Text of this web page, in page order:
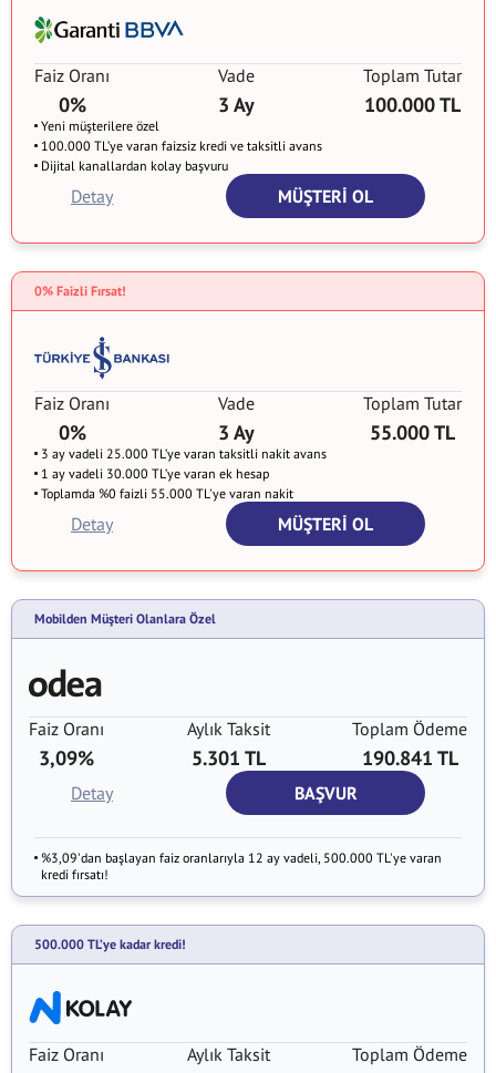
Faiz Oranı
0%
Vade
3 Ay
Toplam Tutar
100.000 TL
Yeni müşterilere özel
100.000 TL’ye varan faizsiz kredi ve taksitli avans
Dijital kanallardan kolay başvuru
MÜŞTERİ OL
Detay
0% Faizli Fırsat!
Faiz Oranı
0%
Vade
3 Ay
Toplam Tutar
55.000 TL
3 ay vadeli 25.000 TL’ye varan taksitli nakit avans
1 ay vadeli 30.000 TL’ye varan ek hesap
Toplamda %0 faizli 55.000 TL'ye varan nakit
MÜŞTERİ OL
Detay
Mobilden Müşteri Olanlara Özel
Faiz Oranı
3,09%
Aylık Taksit
5.301 TL
Toplam Ödeme
190.841 TL
BAŞVUR
Detay
%3,09'dan başlayan faiz oranlarıyla 12 ay vadeli, 500.000 TL'ye varan
kredi fırsatı!
500.000 TL’ye kadar kredi!
Faiz Oranı Aylık Taksit Toplam Ödeme